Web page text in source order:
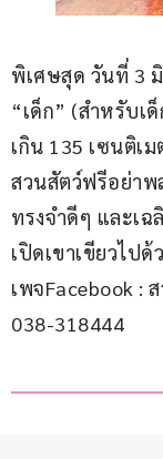
พิเศษสุด วันที่ 3
“เด็ก” (สำหรับเ
เกิน 135 เซนติเ
สวนสัตว์ฟรีอย่าพ
ทรงจำดีๆ และเ
เปิดเขาเขียวไป
เพจFacebook :
038-318444